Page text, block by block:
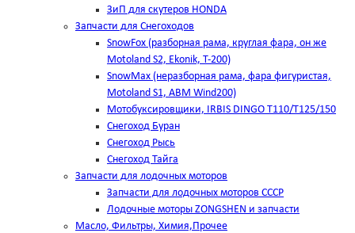
ЗиП для скутеров HONDA
Запчасти для Снегоходов
SnowFox (разборная рама, круглая фара, он же
Motoland S2, Ekonik, T-200)
SnowMax (неразборная рама, фара фигуристая,
Motoland S1, ABM Wind200)
Мотобуксировщики, IRBIS DINGO Т110/Т125/150
Снегоход Буран
Снегоход Рысь
Снегоход Тайга
Запчасти для лодочных моторов
Запчасти для лодочных моторов СССР
Лодочные моторы ZONGSHEN и запчасти
Масло, Фильтры, Химия,Прочее